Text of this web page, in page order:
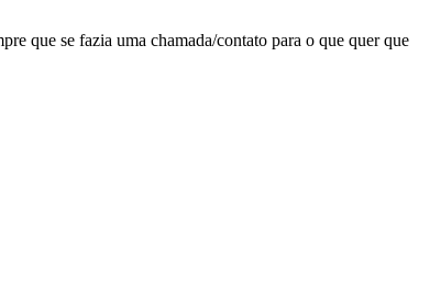
que se fazia uma chamada/contato para o que quer que